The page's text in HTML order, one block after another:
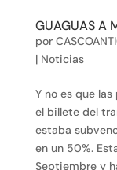
GUAGUAS A
por
| Noticias
Y no es que
el billete del
estaba
en un 50%.
Septiembre y